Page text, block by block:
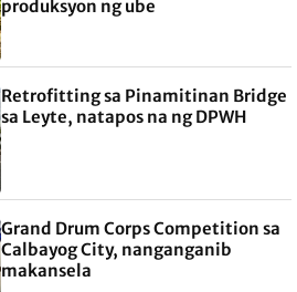
produksyon ng ube
Retrofitting sa Pinamitinan Bridge
sa Leyte, natapos na ng DPWH
Grand Drum Corps Competition sa
Calbayog City, nanganganib
makansela